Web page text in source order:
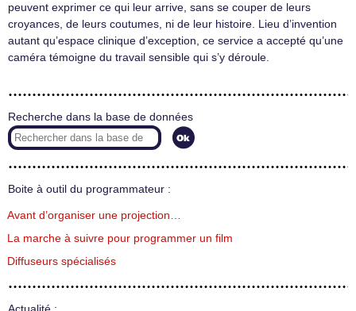
peuvent exprimer ce qui leur arrive, sans se couper de leurs
croyances, de leurs coutumes, ni de leur histoire. Lieu d’invention
autant qu’espace clinique d’exception, ce service a accepté qu’une
caméra témoigne du travail sensible qui s’y déroule.
Recherche dans la base de données
Boite à outil du programmateur :
Avant d’organiser une projection…
La marche à suivre pour programmer un film
Diffuseurs spécialisés